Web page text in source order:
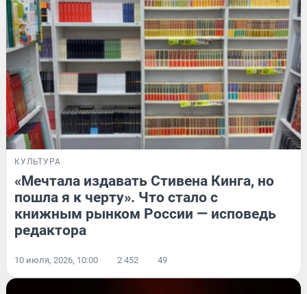
КУЛЬТУРА
«Мечтала издавать Стивена Кинга, но
пошла я к черту». Что стало с
книжным рынком России — исповедь
редактора
10 июля, 2026, 10:00 2 452 49